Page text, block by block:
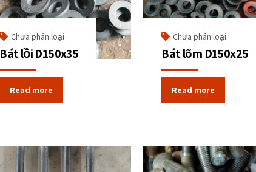
Chưa phân loại
Bát lồi D150x35
Read more
Chưa phân loại
Bát lõm D150x25
Read more